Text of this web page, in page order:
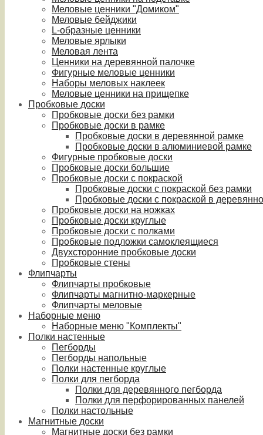
Меловые ценники "Домиком"
Меловые бейджики
L-образные ценники
Меловые ярлыки
Меловая лента
Ценники на деревянной палочке
Фигурные меловые ценники
Наборы меловых наклеек
Меловые ценники на прищепке
Пробковые доски
Пробковые доски без рамки
Пробковые доски в рамке
Пробковые доски в деревянной рамке
Пробковые доски в алюминиевой рамке
Фигурные пробковые доски
Пробковые доски большие
Пробковые доски с покраской
Пробковые доски с покраской без рамки
Пробковые доски с покраской в
Пробковые доски на ножках
Пробковые доски круглые
Пробковые доски с полками
Пробковые подложки самоклеящиеся
Двухсторонние пробковые доски
Пробковые стены
Флипчарты
Флипчарты пробковые
Флипчарты магнитно-маркерные
Флипчарты меловые
Наборные меню
Наборные меню "Комплекты"
Полки настенные
Пегборды
Пегборды напольные
Полки настенные круглые
Полки для пегборда
Полки для деревянного пегборда
Полки для перфорированных панелей
Полки настольные
Магнитные доски
Магнитные доски без рамки